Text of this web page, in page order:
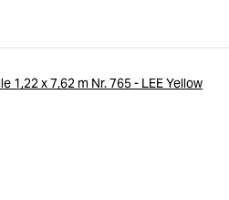
1,22 x 7,62 m Nr. 765 - LEE Yellow